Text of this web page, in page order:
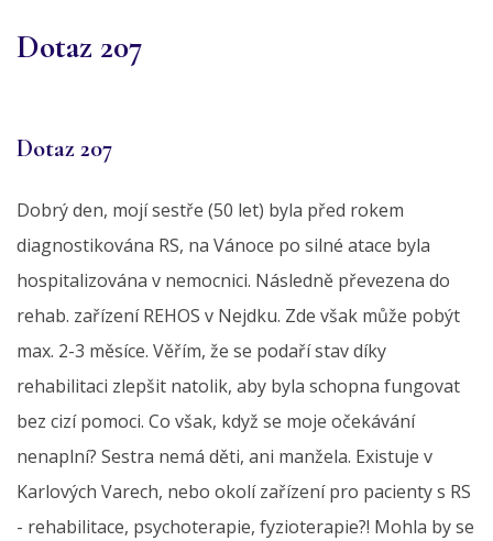
Dotaz 207
Dotaz 207
Dobrý den, mojí sestře (50 let) byla před rokem
diagnostikována RS, na Vánoce po silné atace byla
hospitalizována v nemocnici. Následně převezena do
rehab. zařízení REHOS v Nejdku. Zde však může pobýt
max. 2-3 měsíce. Věřím, že se podaří stav díky
rehabilitaci zlepšit natolik, aby byla schopna fungovat
bez cizí pomoci. Co však, když se moje očekávání
nenaplní? Sestra nemá děti, ani manžela. Existuje v
Karlových Varech, nebo okolí zařízení pro pacienty s RS
- rehabilitace, psychoterapie, fyzioterapie?! Mohla by se